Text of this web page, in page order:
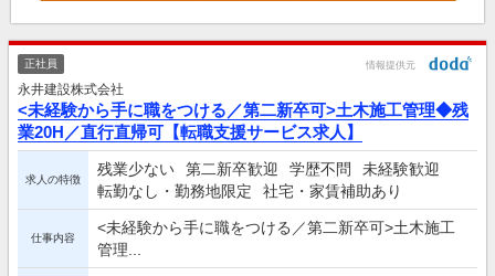
正社員 情報提供元
永井建設株式会社
<未経験から手に職をつける／第二新卒可>土木施工管理◆残
業20H／直行直帰可【転職支援サービス求人】
求人の特徴
残業少ない 第二新卒歓迎 学歴不問
未経験歓迎
転勤なし・勤務地限定
社宅・家賃補助あり
仕事内容
<未経験から手に職をつける／第二新卒可>土木施工
管理...